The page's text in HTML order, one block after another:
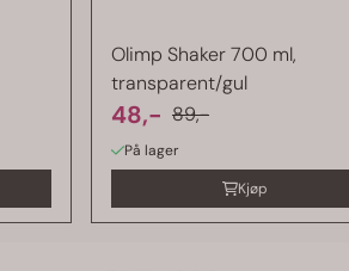
Olimp Shaker 700 ml,
transparent/gul
48,- 89,-
På lager
Kjøp